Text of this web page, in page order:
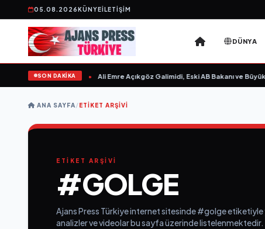
05.08.2026KÜNYEİLETIŞIM
DÜNYA
SON DAKİKA
Sevgilim “ yayımlandı Ali Emre Açıkgöz Galimidi, Eski AB Bakanı ve
ANA SAYFA/ETIKET ARŞIVI
ETİKET ARŞİVİ
#GOLGE
Ajans Press Türkiye internet sitesinde #golge etiketiyle
analizler ve videolar bu sayfa üzerinde listelenmektedir.